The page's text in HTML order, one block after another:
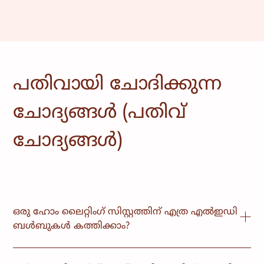
പതിവായി ചോദിക്കുന്ന
ചോദ്യങ്ങൾ (പതിവ്
ചോദ്യങ്ങൾ)
ഒരു ഹോം ലൈറ്റിംഗ് സിസ്റ്റത്തിന് എത്ര എൽഇഡി
ബൾബുകൾ കത്തിക്കാം?